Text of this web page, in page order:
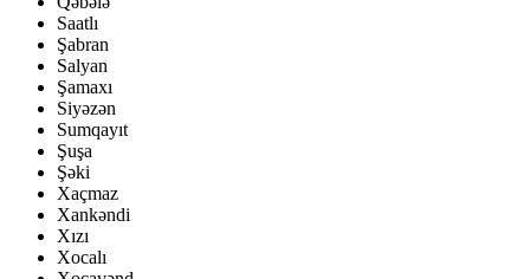
Saatlı
Şabran
Salyan
Şamaxı
Siyəzən
Sumqayıt
Şuşa
Şəki
Xaçmaz
Xankəndi
Xızı
Xocalı